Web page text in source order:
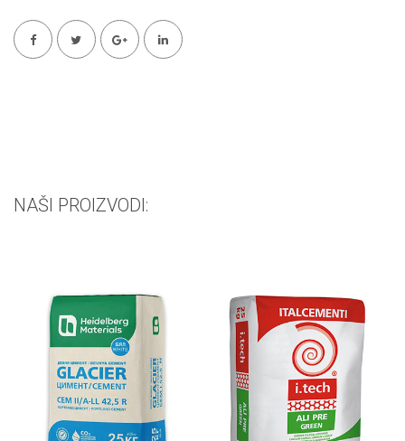
NAŠI PROIZVODI: